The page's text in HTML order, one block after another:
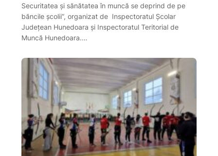
Securitatea și sănătatea în muncă se deprind de pe
băncile școlii”, organizat de Inspectoratul Școlar
Județean Hunedoara și Inspectoratul Teritorial de
Muncă Hunedoara.…